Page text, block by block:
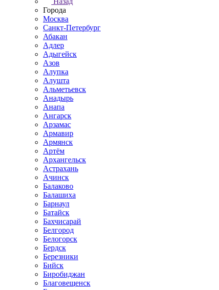
Города
Москва
Санкт-Петербург
Абакан
Адлер
Адыгейск
Азов
Алупка
Алушта
Альметьевск
Анадырь
Анапа
Ангарск
Арзамас
Армавир
Армянск
Артём
Архангельск
Астрахань
Ачинск
Балаково
Балашиха
Барнаул
Батайск
Бахчисарай
Белгород
Белогорск
Бердск
Березники
Бийск
Биробиджан
Благовещенск